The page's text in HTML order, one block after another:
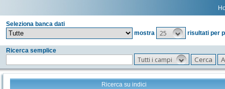
Seleziona banca dati
mostra
25 risultati per
Ricerca semplice
Tutti i campi
Ricerca su indici